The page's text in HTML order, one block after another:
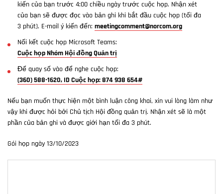
kiến của bạn trước 4:00 chiều ngày trước cuộc họp. Nhận xét
của bạn sẽ được đọc vào bản ghi khi bắt đầu cuộc họp (tối đa
3 phút). E-mail ý kiến đến: meetingcomment@norcom.org
Nối kết cuộc họp Microsoft Teams:
Cuộc họp Nhóm Hội đồng Quản trị
Để quay số vào để nghe cuộc họp:
(360) 588-1620, ID Cuộc họp: 874 938 654#
Nếu bạn muốn thực hiện một bình luận công khai, xin vui lòng làm như
vậy khi được hỏi bởi Chủ tịch Hội đồng quản trị. Nhận xét sẽ là một
phần của bản ghi và được giới hạn tối đa 3 phút.
Gói họp ngày 13/10/2023